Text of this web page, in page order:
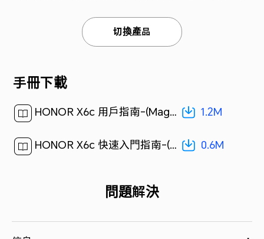
切換產品
手冊下載
HONOR X6c 用戶指南-(MagicOS 9.0_01,zh-hk)[ 1.2M ] 1.2M
HONOR X6c 快速入門指南-(MagicOS 9.0_01,NIC-LX2,zh_hk)[ 0.6M ] 0.6M
問題解決